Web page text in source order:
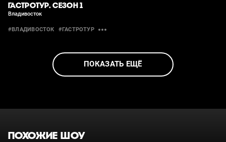
ГАСТРОТУР. СЕЗОН 1
Владивосток
#ВЛАДИВОСТОК #ГАСТРОТУР
ПОКАЗАТЬ ЕЩЁ
ПОХОЖИЕ ШОУ